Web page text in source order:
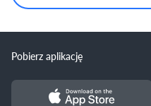
Pobierz aplikację